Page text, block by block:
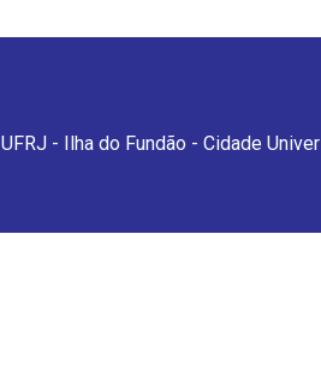
- Ilha do Fundão - Cidade